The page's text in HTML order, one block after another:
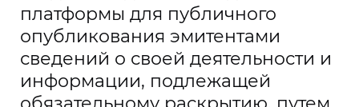
платформы для публичного
опубликования эмитентами
сведений о своей деятельности и
информации, подлежащей